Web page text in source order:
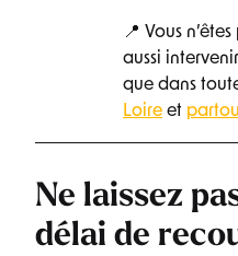
📍 Vous
aussi
que dans
Loire et
Ne laissez
délai de